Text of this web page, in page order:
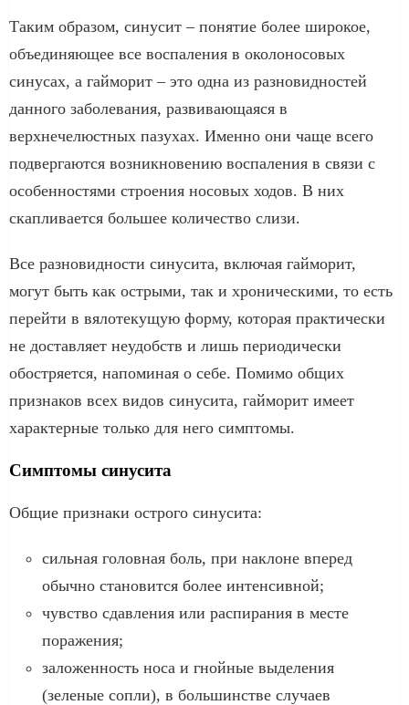
Таким образом, синусит – понятие более широкое,
объединяющее все воспаления в околоносовых
синусах, а гайморит – это одна из разновидностей
данного заболевания, развивающаяся в
верхнечелюстных пазухах. Именно они чаще всего
подвергаются возникновению воспаления в связи с
особенностями строения носовых ходов. В них
скапливается большее количество слизи.
Все разновидности синусита, включая гайморит,
могут быть как острыми, так и хроническими, то есть
перейти в вялотекущую форму, которая практически
не доставляет неудобств и лишь периодически
обостряется, напоминая о себе. Помимо общих
признаков всех видов синусита, гайморит имеет
характерные только для него симптомы.
Симптомы синусита
Общие признаки острого синусита:
сильная головная боль, при наклоне вперед
обычно становится более интенсивной;
чувство сдавления или распирания в месте
поражения;
заложенность носа и гнойные выделения
(зеленые сопли), в большинстве случаев